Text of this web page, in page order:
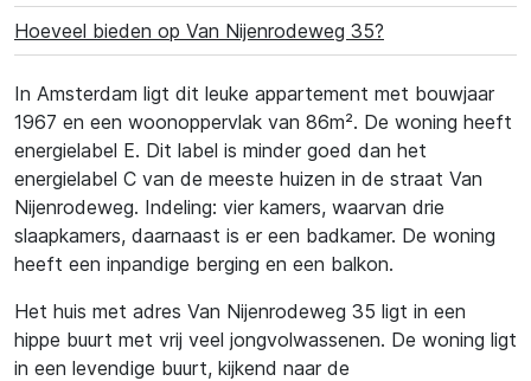
Hoeveel bieden op Van Nijenrodeweg 35?
In Amsterdam ligt dit leuke appartement met bouwjaar
1967 en een woonoppervlak van 86m². De woning heeft
energielabel E. Dit label is minder goed dan het
energielabel C van de meeste huizen in de straat Van
Nijenrodeweg. Indeling: vier kamers, waarvan drie
slaapkamers, daarnaast is er een badkamer. De woning
heeft een inpandige berging en een balkon.
Het huis met adres Van Nijenrodeweg 35 ligt in een
hippe buurt met vrij veel jongvolwassenen. De woning ligt
in een levendige buurt, kijkend naar de